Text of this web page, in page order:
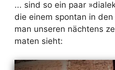
... sind so ein paar
die ei­nem spon­tan in
man un­se­ren näch­tens
ma­ten sieht: